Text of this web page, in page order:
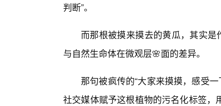
判断”。
而那根被摸来摸去的黄瓜，其实是
与自然生命体在微观层🌸面的差异。
那句被疯传的“大家来摸摸，感受
社交媒体赋予这根植物的污名化标签